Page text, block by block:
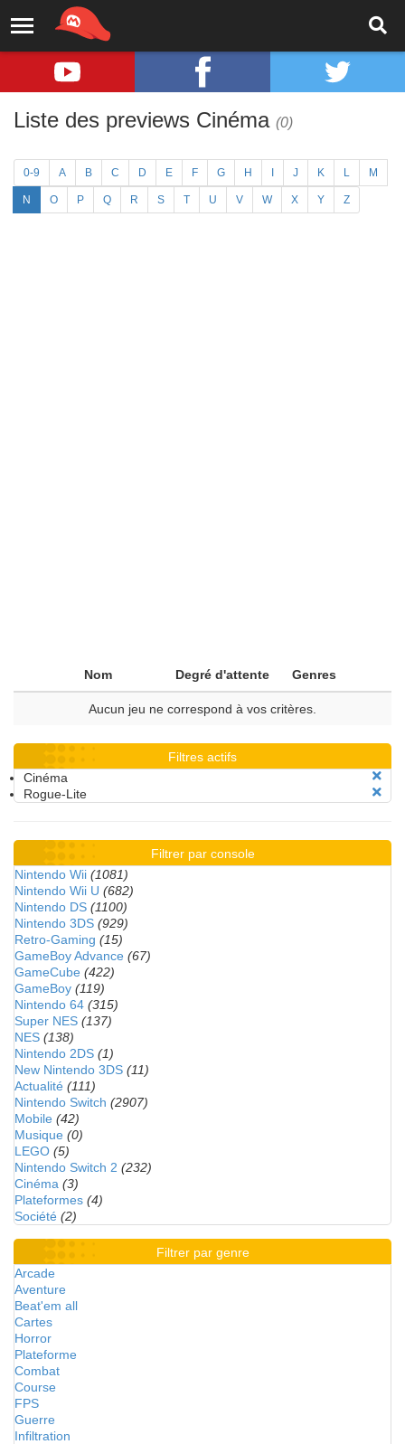
Liste des previews Cinéma (0)
0-9 A B C D E F G H J K L M
N O P Q R S T U V W X Y Z
Nom Degré d'attente Genres
Aucun jeu ne correspond à vos critères.
Filtres actifs
Cinéma
Rogue-Lite
Filtrer par console
Nintendo Wii (1081)
Nintendo Wii U (682)
Nintendo DS (1100)
Nintendo 3DS (929)
Retro-Gaming (15)
GameBoy Advance (67)
GameCube (422)
GameBoy (119)
Nintendo 64 (315)
Super NES (137)
NES (138)
Nintendo 2DS (1)
New Nintendo 3DS (11)
Actualité (111)
Nintendo Switch (2907)
Mobile (42)
Musique (0)
LEGO (5)
Nintendo Switch 2 (232)
Cinéma (3)
Plateformes (4)
Société (2)
Filtrer par genre
Arcade
Aventure
Beat'em all
Cartes
Horror
Plateforme
Combat
Course
FPS
Guerre
Infiltration